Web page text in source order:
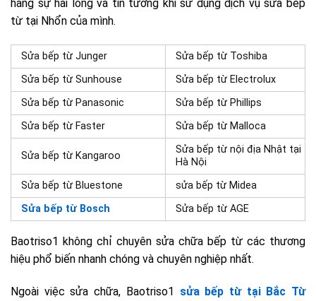
hàng sự hài lòng và tin tưởng khi sử dụng dịch vụ sửa bếp
từ tại Nhổn của mình.
Sửa bếp từ Junger
Sửa bếp từ Toshiba
Sửa bếp từ Sunhouse
Sửa bếp từ Electrolux
Sửa bếp từ Panasonic
Sửa bếp từ Phillips
Sửa bếp từ Faster
Sửa bếp từ Malloca
Sửa bếp từ Kangaroo
Sửa bếp từ nội địa Nhật tại
Hà Nội
Sửa bếp từ Bluestone
sửa bếp từ Midea
Sửa bếp từ Bosch
Sửa bếp từ AGE
Baotriso1 không chỉ chuyên sửa chữa bếp từ các thương
hiệu phổ biến nhanh chóng và chuyên nghiệp nhất.
Ngoài việc sửa chữa, Baotriso1 sửa bếp từ tại Bắc Từ